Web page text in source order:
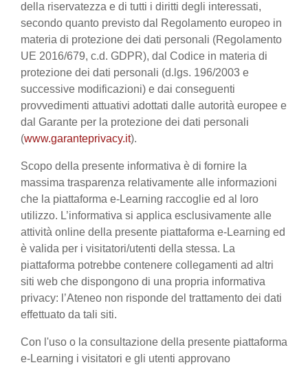
della riservatezza e di tutti i diritti degli interessati,
secondo quanto previsto dal Regolamento europeo in
materia di protezione dei dati personali (Regolamento
UE 2016/679, c.d. GDPR), dal Codice in materia di
protezione dei dati personali (d.lgs. 196/2003 e
successive modificazioni) e dai conseguenti
provvedimenti attuativi adottati dalle autorità europee e
dal Garante per la protezione dei dati personali
(www.garanteprivacy.it).
Scopo della presente informativa è di fornire la
massima trasparenza relativamente alle informazioni
che la piattaforma e-Learning raccoglie ed al loro
utilizzo. L’informativa si applica esclusivamente alle
attività online della presente piattaforma e-Learning ed
è valida per i visitatori/utenti della stessa. La
piattaforma potrebbe contenere collegamenti ad altri
siti web che dispongono di una propria informativa
privacy: l’Ateneo non risponde del trattamento dei dati
effettuato da tali siti.
Con l'uso o la consultazione della presente piattaforma
e-Learning i visitatori e gli utenti approvano